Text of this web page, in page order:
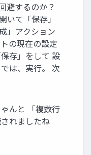
避するのか？
いて「保存」
」アクション
の現在の設定
存」をして 設
は、実行。 次
んと 「複数行
れましたね